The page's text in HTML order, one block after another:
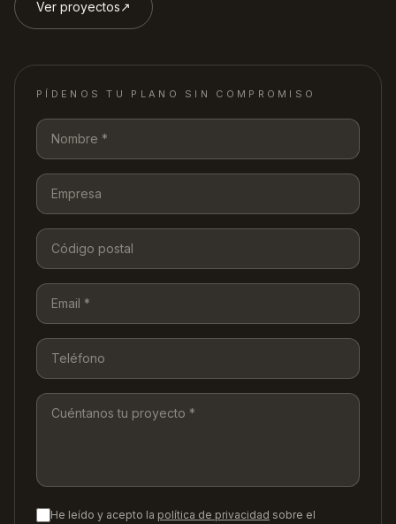
Ver proyectos↗︎
PÍDENOS TU PLANO SIN COMPROMISO
He leído y acepto la política de privacidad sobre el